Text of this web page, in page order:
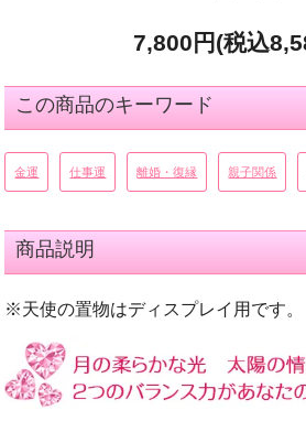
7,800円(税込
この商品のキーワード
金運 仕事運 離婚・復縁 親子関係
商品説明
※天使の置物はディスプレイ用です。